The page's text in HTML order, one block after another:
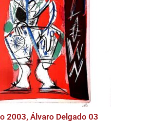
2003, Álvaro Delgado 03